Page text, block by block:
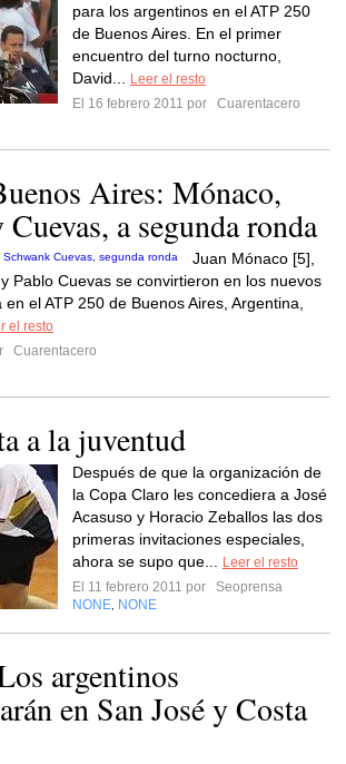
para los argentinos en el ATP 250
de Buenos Aires. En el primer
encuentro del turno nocturno,
David...
Leer el resto
El 16 febrero 2011 por
Cuarentacero
Aires: Mónaco,
a segunda ronda
Juan Mónaco [5],
Pablo Cuevas se convirtieron en los nuevos
el ATP 250 de Buenos Aires, Argentina,
el resto
Cuarentacero
a la juventud
Después de que la organización de
la Copa Claro les concediera a José
Acasuso y Horacio Zeballos las dos
primeras invitaciones especiales,
ahora se supo que...
Leer el resto
El 11 febrero 2011 por
Seoprensa
NONE NONE
argentinos
en San José y Costa